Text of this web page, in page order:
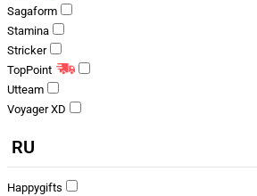
Sagaform
Stamina
Stricker
TopPoint
Utteam
Voyager XD
RU
Happygifts